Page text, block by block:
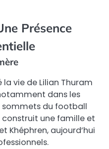
Présence
vie de Lilian Thuram
dans les
sommets du football
construit une famille et
Khéphren, aujourd’hui